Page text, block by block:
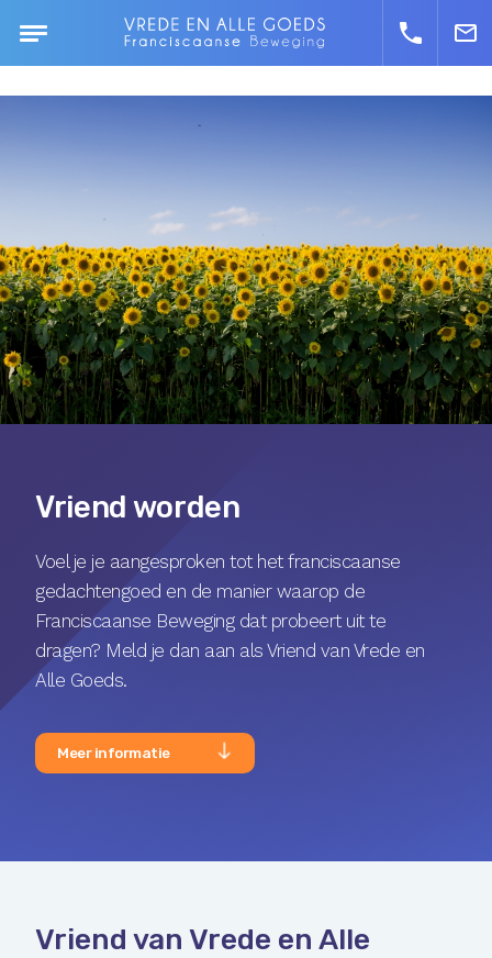
Vriend worden
Voel je je aangesproken tot het franciscaanse
gedachtengoed en de manier waarop de
Franciscaanse Beweging dat probeert uit te
dragen? Meld je dan aan als Vriend van Vrede en
Alle Goeds.
Meer informatie
Vriend van Vrede en Alle